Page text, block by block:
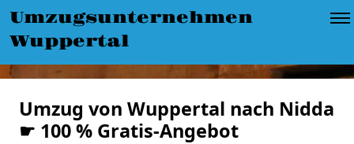
Umzugsunternehmen
Wuppertal
Umzug von Wuppertal nach Nidda
☛ 100 % Gratis-Angebot